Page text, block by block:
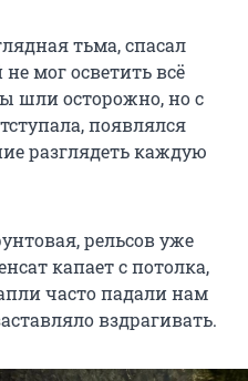
тьма, спасал
мог осветить всё
шли осторожно, но с
появлялся
разглядеть каждую
рельсов уже
капает с потолка,
часто падали нам
вздрагивать.